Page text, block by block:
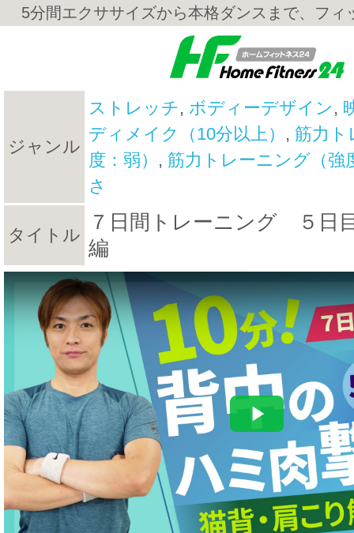
5分間エクササイズから本格ダンスまで、フィ
ジャンル
ストレッチ, ボディーデザイン ,
ディメイク（10分以上） , 筋力ト
度：弱） , 筋力トレーニング（強
さ
タイトル
７日間トレーニング ５日
編